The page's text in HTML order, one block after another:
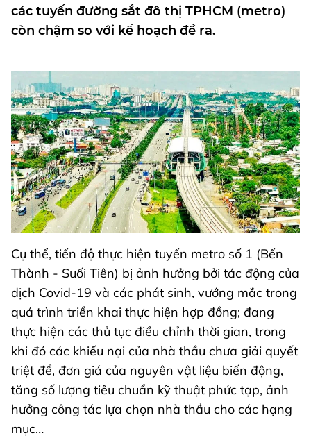
các tuyến đường sắt đô thị TPHCM (metro)
còn chậm so với kế hoạch đề ra.
Cụ thể, tiến độ thực hiện tuyến metro số 1 (Bến
Thành - Suối Tiên) bị ảnh hưởng bởi tác động của
dịch Covid-19 và các phát sinh, vướng mắc trong
quá trình triển khai thực hiện hợp đồng; đang
thực hiện các thủ tục điều chỉnh thời gian, trong
khi đó các khiếu nại của nhà thầu chưa giải quyết
triệt để, đơn giá của nguyên vật liệu biến động,
tăng số lượng tiêu chuẩn kỹ thuật phức tạp, ảnh
hưởng công tác lựa chọn nhà thầu cho các hạng
mục…